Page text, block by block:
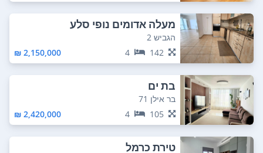
מעלה אדומים נופי סלע
הגביש 2
142
4
2,150,000 ₪
בת ים
בר אילן 71
105
4
2,420,000 ₪
טירת כרמל